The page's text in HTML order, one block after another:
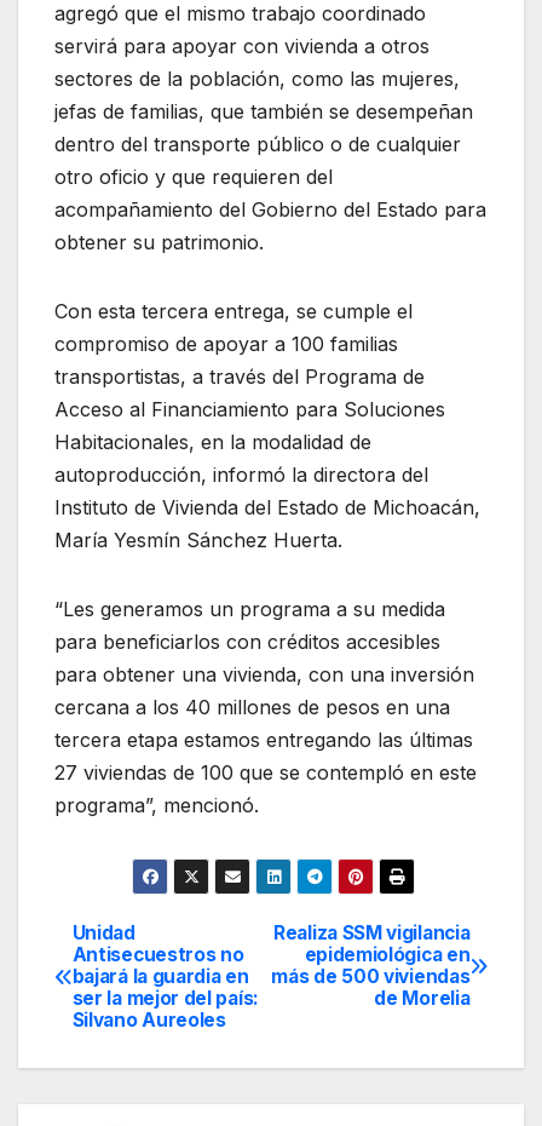
agregó que el mismo trabajo coordinado
servirá para apoyar con vivienda a otros
sectores de la población, como las mujeres,
jefas de familias, que también se desempeñan
dentro del transporte público o de cualquier
otro oficio y que requieren del
acompañamiento del Gobierno del Estado para
obtener su patrimonio.
Con esta tercera entrega, se cumple el
compromiso de apoyar a 100 familias
transportistas, a través del Programa de
Acceso al Financiamiento para Soluciones
Habitacionales, en la modalidad de
autoproducción, informó la directora del
Instituto de Vivienda del Estado de Michoacán,
María Yesmín Sánchez Huerta.
“Les generamos un programa a su medida
para beneficiarlos con créditos accesibles
para obtener una vivienda, con una inversión
cercana a los 40 millones de pesos en una
tercera etapa estamos entregando las últimas
27 viviendas de 100 que se contempló en este
programa”, mencionó.
Navegación
de
Realiza SSM vigilancia
epidemiológica en
más de 500 viviendas
de Morelia
Unidad
Antisecuestros no
bajará la guardia en
ser la mejor del país:
Silvano Aureoles